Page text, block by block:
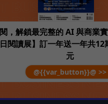
，解鎖最完整的 AI 與商業
閱讀展】訂一年送一年共12
元
@{{var_button}}@ >>